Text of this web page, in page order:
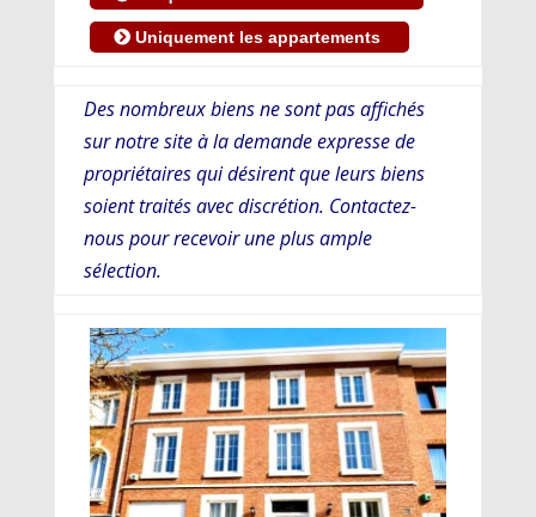
Uniquement les appartements
Des nombreux biens ne sont pas affichés
sur notre site à la demande expresse de
propriétaires qui désirent que leurs biens
soient traités avec discrétion. Contactez-
nous pour recevoir une plus ample
sélection.